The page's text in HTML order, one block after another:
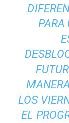
PARA
LOS
EL